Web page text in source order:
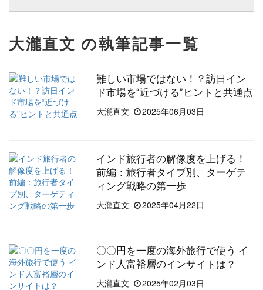
大瀧直文 の執筆記事一覧
難しい市場ではない！？訪日イン
ド市場を“近づける”ヒントと共通点
大瀧直文
2025年06月03日
インド旅行者の解像度を上げる！
前編：旅行者タイプ別、ターゲテ
ィング戦略の第一歩
大瀧直文
2025年04月22日
〇〇円を一度の海外旅行で使う イ
ンド人富裕層のインサイトは？
大瀧直文
2025年02月03日